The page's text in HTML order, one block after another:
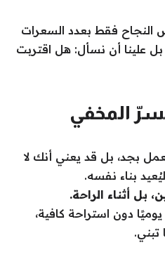
فقط بعدد السعرات
بل علينا أن نسأل: هل اقتربت
المخفي
بجد، بل قد يعني أنك لا
بناء نفسه.
بل أثناء الراحة.
دون استراحة كافية،
تبني.